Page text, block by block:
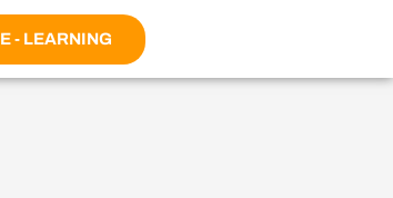
E - LEARNING